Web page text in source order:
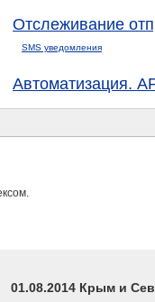
Отслеживание
SMS уведомления
Автоматизация.
01.08.2014 Крым и